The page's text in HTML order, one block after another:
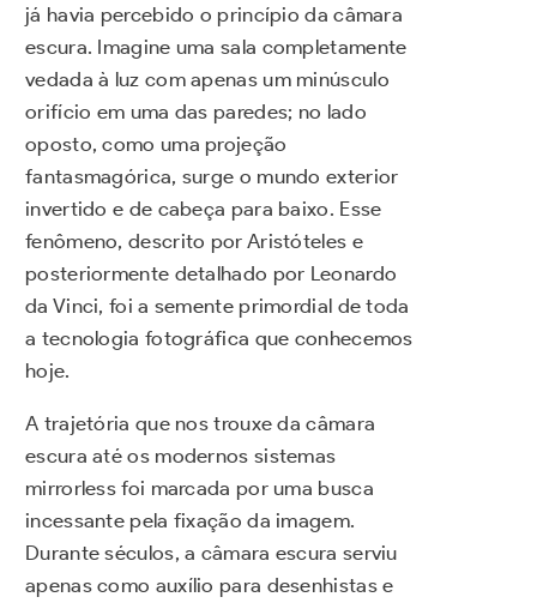
já havia percebido o princípio da câmara
escura. Imagine uma sala completamente
vedada à luz com apenas um minúsculo
orifício em uma das paredes; no lado
oposto, como uma projeção
fantasmagórica, surge o mundo exterior
invertido e de cabeça para baixo. Esse
fenômeno, descrito por Aristóteles e
posteriormente detalhado por Leonardo
da Vinci, foi a semente primordial de toda
a tecnologia fotográfica que conhecemos
hoje.
A trajetória que nos trouxe da câmara
escura até os modernos sistemas
mirrorless foi marcada por uma busca
incessante pela fixação da imagem.
Durante séculos, a câmara escura serviu
apenas como auxílio para desenhistas e